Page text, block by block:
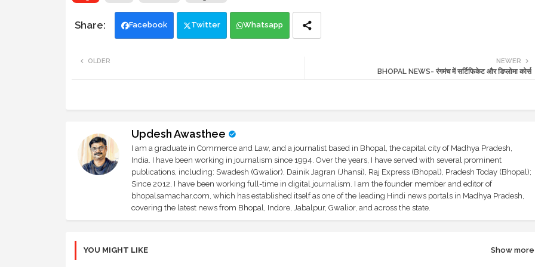
Facebook Twitter Whatsapp
NEWER
BHOPAL NEWS- रंगमंच में सर्टिफिकेट और डिप्लोमा कोर्स
OLDER
Updesh Awasthee
I am a graduate in Commerce and Law, and a journalist based in Bhopal, the capital city of Madhya Pradesh,
India. I have been working in journalism since 1994. Over the years, I have served with several prominent
publications, including: Swadesh (Gwalior), Dainik Jagran (Jhansi), Raj Express (Bhopal), Pradesh Today (Bhopal);
Since 2012, I have been working full-time in digital journalism. I am the founder member and editor of
bhopalsamachar.com, which has established itself as one of the leading Hindi news portals in Madhya Pradesh,
covering the latest news from Bhopal, Indore, Jabalpur, Gwalior, and across the state.
YOU MIGHT LIKE Show more